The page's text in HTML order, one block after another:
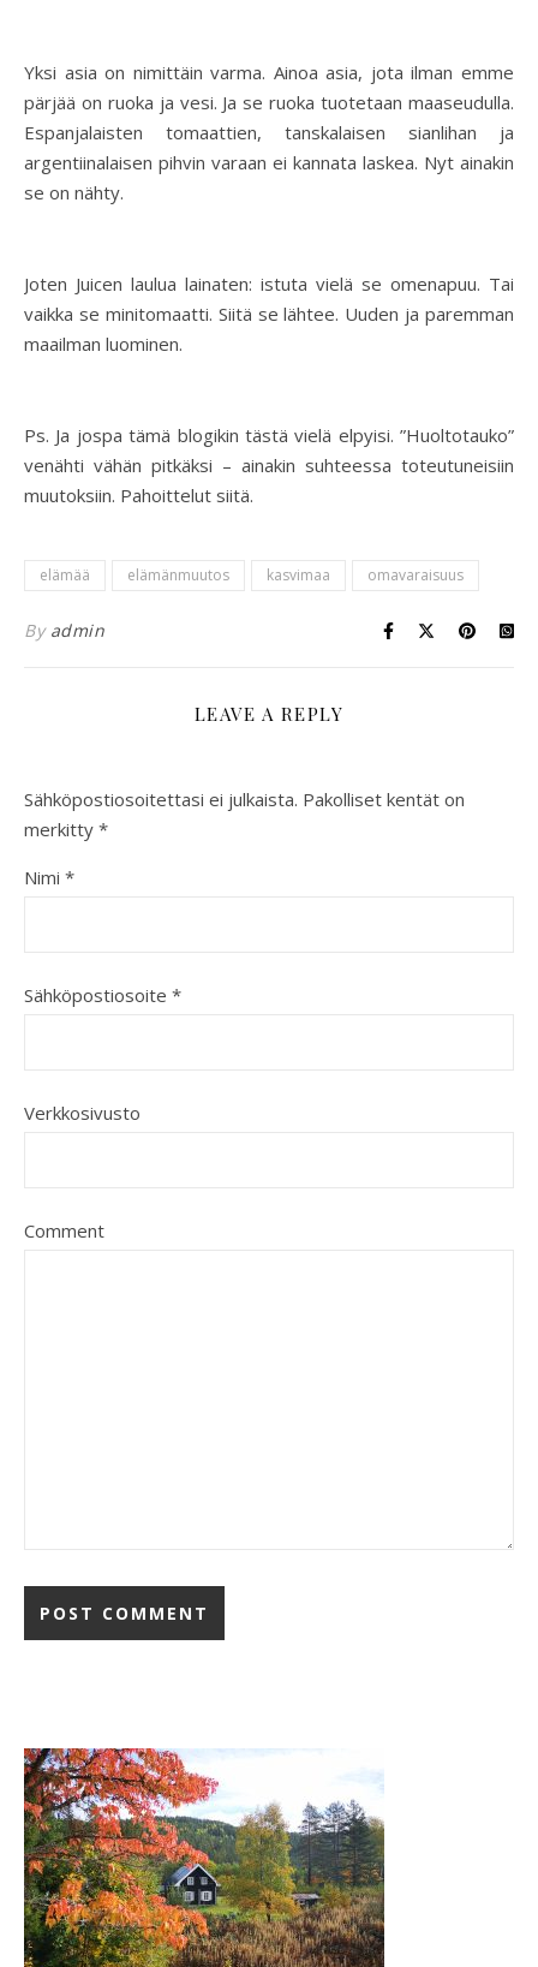
Yksi asia on nimittäin varma. Ainoa asia, jota ilman emme
pärjää on ruoka ja vesi. Ja se ruoka tuotetaan maaseudulla.
Espanjalaisten tomaattien, tanskalaisen sianlihan ja
argentiinalaisen pihvin varaan ei kannata laskea. Nyt ainakin
se on nähty.
Joten Juicen laulua lainaten: istuta vielä se omenapuu. Tai
vaikka se minitomaatti. Siitä se lähtee. Uuden ja paremman
maailman luominen.
Ps. Ja jospa tämä blogikin tästä vielä elpyisi. ”Huoltotauko”
venähti vähän pitkäksi – ainakin suhteessa toteutuneisiin
muutoksiin. Pahoittelut siitä.
elämää elämänmuutos kasvimaa omavaraisuus
By admin
LEAVE A REPLY
Sähköpostiosoitettasi ei julkaista. Pakolliset kentät on
merkitty *
Nimi *
Sähköpostiosoite *
Verkkosivusto
Comment